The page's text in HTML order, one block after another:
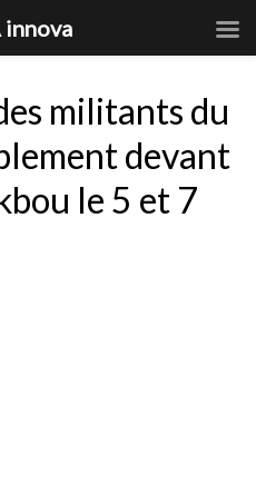
militants du
devant
le 5 et 7
innova